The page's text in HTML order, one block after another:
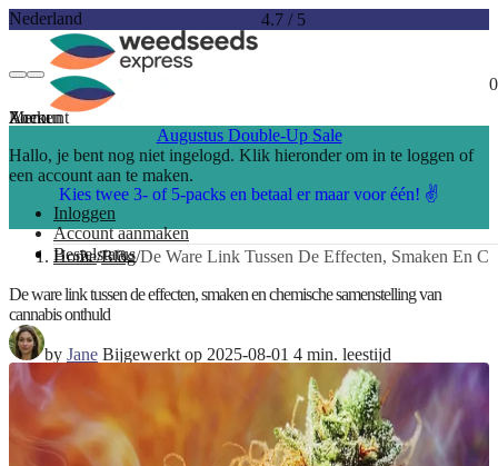
Nederland 4.7 /5
0
Account
Hallo, je bent nog niet ingelogd. Klik hieronder om in te loggen of
een account aan te maken.
Inloggen
Account aanmaken
Bestelstatus
Menu
Zoeken
Augustus Double-Up Sale
Kies twee 3- of 5-packs en betaal er maar voor één! ✌️
Home Blog De Ware Link Tussen De Effecten, Smaken En
De ware link tussen de effecten, smaken en chemische samenstelling van
cannabis onthuld
by Jane Bijgewerkt op 2025-08-01 4 min. leestijd